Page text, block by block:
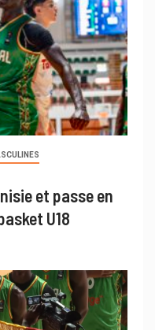
et passe en
U18